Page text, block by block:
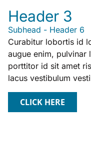
Header 3
Subhead - Header 6
Curabitur lobortis id
augue enim, pulvinar
porttitor id sit amet
lacus vestibulum
CLICK HERE